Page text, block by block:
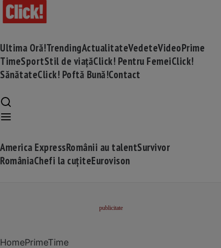
Ultima Oră!TrendingActualitateVedeteVideoPrime
TimeSportStil de viațăClick! Pentru FemeiClick!
SănătateClick! Poftă Bună!Contact
America ExpressRomânii au talentSurvivor
RomâniaChefi la cuțiteEurovison
HomePrimeTime